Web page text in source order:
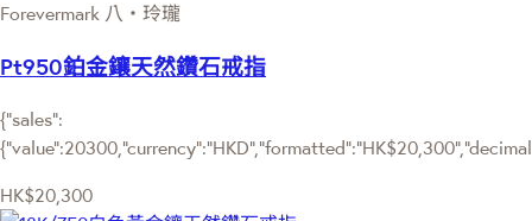
Forevermark 八‧玲瓏
Pt950鉑金鑲天然鑽石戒指
{"sales":
HK$20,300